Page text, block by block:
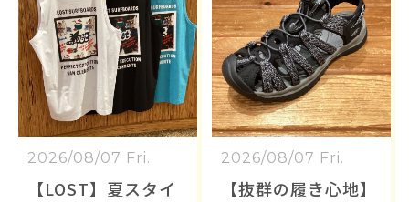
2026/08/07 Fri.
【LOST】夏スタイ
2026/08/07 Fri.
【抜群の履き心地】